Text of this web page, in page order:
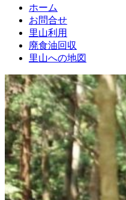
ホーム
お問合せ
里山利用
廃食油回収
里山への地図